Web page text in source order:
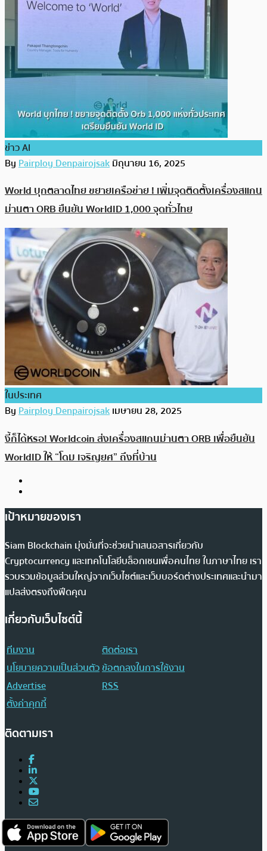
ข่าว AI
ByPairploy Denpairojsakมิถุนายน 16, 2025
World บุกตลาดไทย ขยายเครือข่าย ! เพิ่มจุดติดตั้งเครื่องสแกน
ม่านตา ORB ยืนยัน WorldID 1,000 จุดทั่วไทย
ในประเทศ
ByPairploy Denpairojsakเมษายน 28, 2025
งี้ก็ได้หรอ! Worldcoin ส่งเครื่องสแกนม่านตา ORB เพื่อยืนยัน
WorldID ให้ “โดม เจริญยศ” ถึงที่บ้าน
เป้าหมายของเรา
Siam Blockchain มุ่งมั่นที่จะช่วยนำเสนอสารเกี่ยวกับ
Cryptocurrency และเทคโนโลยีบล็อกเชนเพื่อคนไทย ในภาษาไทย เรา
รวบรวมข้อมูลส่วนใหญ่จากเว็บไซต์และเว็บบอร์ดต่างประเทศและนำมา
แปลส่งตรงถึงฟีดคุณ
เกี่ยวกับเว็บไซต์นี้
ทีมงาน
ติดต่อเรา
นโยบายความเป็นส่วนตัวข้อตกลงในการใช้งาน
Advertise
RSS
ตั้งค่าคุกกี้
ติดตามเรา